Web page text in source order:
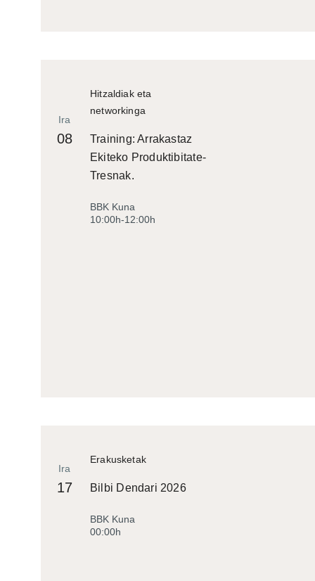
Hitzaldiak eta
networkinga
Ira
08
Training: Arrakastaz
Ekiteko Produktibitate-
Tresnak.
BBK Kuna
10:00h-12:00h
Erakusketak
Ira
17 Bilbi Dendari 2026
BBK Kuna
00:00h